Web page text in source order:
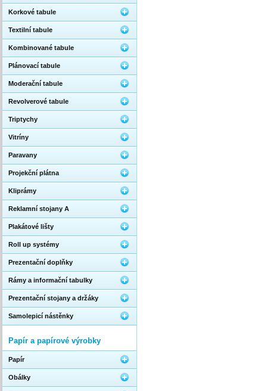
Korkové tabule
Textilní tabule
Kombinované tabule
Plánovací tabule
Moderační tabule
Revolverové tabule
Triptychy
Vitríny
Paravany
Projekční plátna
Kliprámy
Reklamní stojany A
Plakátové lišty
Roll up systémy
Prezentační doplňky
Rámy a informační tabulky
Prezentační stojany a držáky
Samolepicí nástěnky
Papír a papírové výrobky
Papír
Obálky